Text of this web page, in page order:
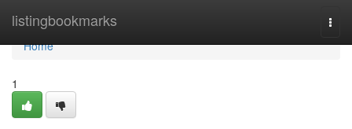
listingbookmarks
Home
Home
1